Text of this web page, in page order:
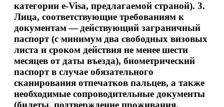
категории e-Visa, предлагаемой страной). 3.
Лица, соответствующие требованиям к
документам — действующий заграничный
паспорт (с минимум два свободных визовых
листа и сроком действия не менее шести
месяцев от даты въезда), биометрический
паспорт в случае обязательного
сканирования отпечатков пальцев, а также
необходимые сопроводительные документы
(билеты, подтверждение проживания,